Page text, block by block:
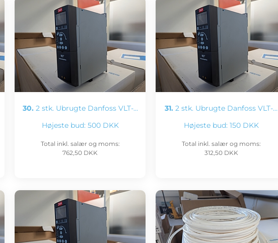
30. 2 stk. Ubrugte Danfoss VLT-…
Højeste bud: 500 DKK
Total inkl. salær og moms:
762,50 DKK
31. 2 stk. Ubrugte Danfoss VLT-…
Højeste bud: 150 DKK
Total inkl. salær og moms:
312,50 DKK